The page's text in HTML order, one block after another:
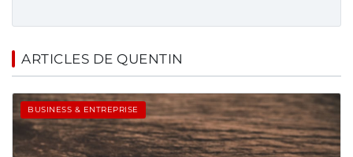
ARTICLES DE QUENTIN
BUSINESS & ENTREPRISE